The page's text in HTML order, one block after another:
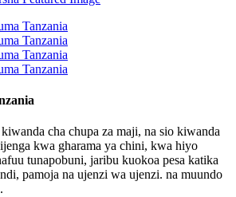
cha chupa za maji, na sio kiwanda
kwa gharama ya chini, kwa hiyo
tunapobuni, jaribu kuokoa pesa katika
pamoja na ujenzi wa ujenzi. na muundo